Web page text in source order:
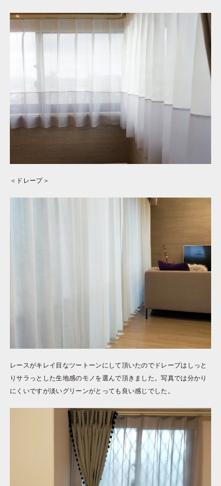
＜ドレープ＞
レースがキレイ目なツートーンにして頂いたのでドレープはしっと
りサラっとした生地感のモノを選んで頂きました。写真では分かり
にくいですが淡いグリーンがとっても良い感じでした。